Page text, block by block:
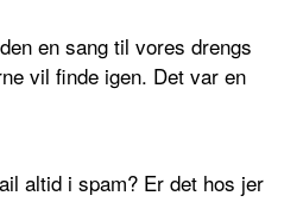
en sang til vores drengs
vil finde igen. Det var en
altid i spam? Er det hos jer